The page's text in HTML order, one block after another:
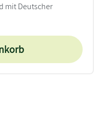
mit Deutscher